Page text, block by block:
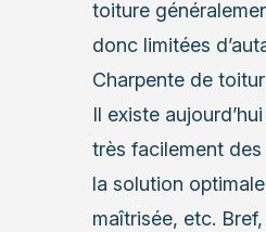
toiture
donc limitées
Charpente de
Il existe
très facilement des
la solution
maîtrisée, etc.